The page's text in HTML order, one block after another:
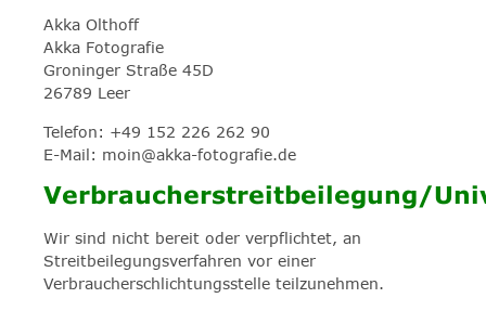
Akka Olthoff
Akka Fotografie
Groninger Straße 45D
26789 Leer
Telefon: +49 152 226 262 90
E-Mail: moin@akka-fotografie.de
Verbraucherstreitbeilegung/
Wir sind nicht bereit oder verpflichtet, an
Streitbeilegungsverfahren vor einer
Verbraucherschlichtungsstelle teilzunehmen.